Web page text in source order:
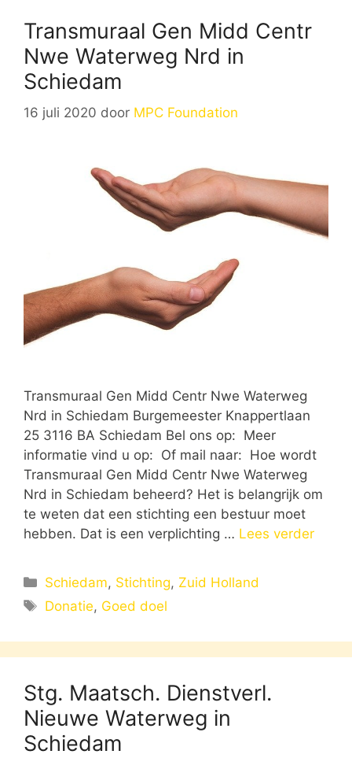
Transmuraal Gen Midd Centr
Nwe Waterweg Nrd in
Schiedam
16 juli 2020 door MPC Foundation
Transmuraal Gen Midd Centr Nwe Waterweg
Nrd in Schiedam Burgemeester Knappertlaan
25 3116 BA Schiedam Bel ons op: Meer
informatie vind u op: Of mail naar: Hoe wordt
Transmuraal Gen Midd Centr Nwe Waterweg
Nrd in Schiedam beheerd? Het is belangrijk om
te weten dat een stichting een bestuur moet
hebben. Dat is een verplichting … Lees verder
Categorieën
Schiedam, Stichting, Zuid Holland
Tags
Donatie, Goed doel
Stg. Maatsch. Dienstverl.
Nieuwe Waterweg in
Schiedam